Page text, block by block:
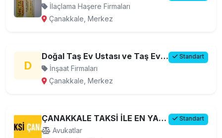
İlaçlama Haşere Firmaları
Çanakkale, Merkez
D
Doğal Taş Ev Ustası ve Taş Ev Yapımı Standart
İnşaat Firmaları
Çanakkale, Merkez
ÇANAKKALE TAKSİ İLE EN YAKIN TAKSİYE ULAŞIN Standart
Avukatlar